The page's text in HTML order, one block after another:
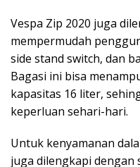
Vespa Zip 2020 juga
mempermudah
side stand switch, dan
Bagasi ini bisa
kapasitas 16 liter,
keperluan sehari-hari.
Untuk kenyamanan
juga dilengkapi dengan